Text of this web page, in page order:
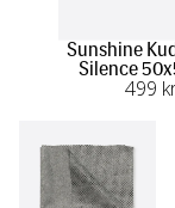
Sunshine
Silence
499